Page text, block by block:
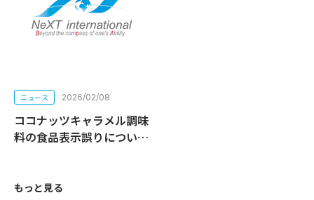
ニュース 2026/02/08
ココナッツキャラメル調味
料の食品表示誤りについて
もっと見る